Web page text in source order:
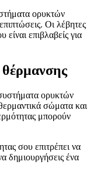
ορυκτών
Οι λέβητες
επιβλαβείς για
θέρμανσης
ορυκτών
σώματα και
μπορούν
σου επιτρέπει να
δημιουργήσεις ένα